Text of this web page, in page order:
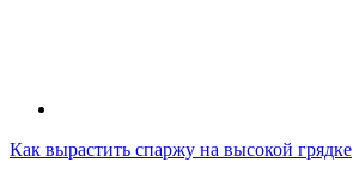
Как вырастить спаржу на высокой грядке